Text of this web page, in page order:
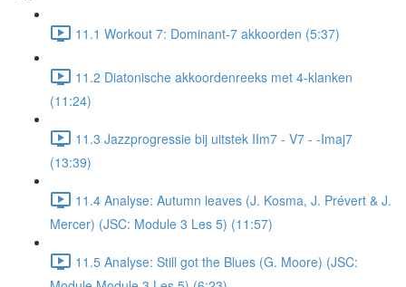
11.1 Workout 7: Dominant-7 akkoorden (5:37)
11.2 Diatonische akkoordenreeks met 4-klanken
(11:24)
11.3 Jazzprogressie bij uitstek IIm7 - V7 - -Imaj7
(13:39)
11.4 Analyse: Autumn leaves (J. Kosma, J. Prévert & J.
Mercer) (JSC: Module 3 Les 5) (11:57)
11.5 Analyse: Still got the Blues (G. Moore) (JSC: